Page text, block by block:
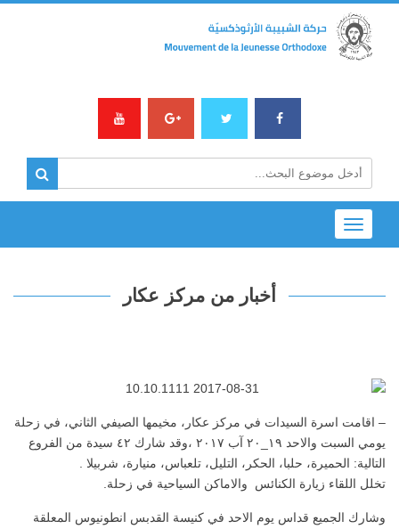
Toggle
navigation
أخبار من مركز عكار
– اقامت اسرة السيدات في مركز عكار، مخيمها الصيفي الثاني، في زحلة
يومي السبت والاحد ١٩_٢٠ آب ٢٠١٧ ،وقد شارك ٤٢ سيدة من الفروع
التالية: الحميرة، حلبا، الحكر، التليل، تلعباس، منيارة، شربيلا .
تخلل اللقاء زيارة الكنائس والاماكن السياحية في زحلة.
وشارك الجميع قداس يوم الاحد في كنيسة القدبس انطونيوس المعلقة